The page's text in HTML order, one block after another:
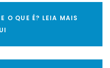
O QUE É? LEIA MAIS